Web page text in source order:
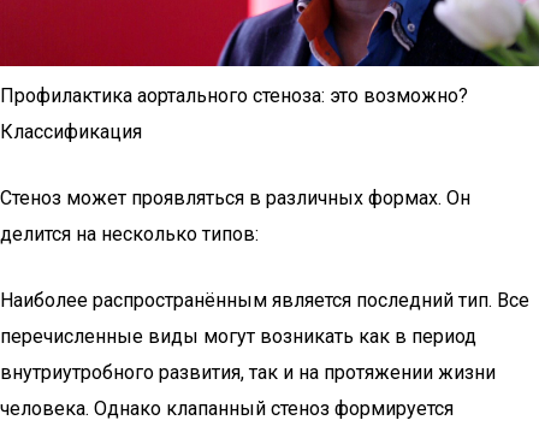
Профилактика аортального стеноза: это возможно?
Классификация
Стеноз может проявляться в различных формах. Он
делится на несколько типов:
Наиболее распространённым является последний тип. Все
перечисленные виды могут возникать как в период
внутриутробного развития, так и на протяжении жизни
человека. Однако клапанный стеноз формируется